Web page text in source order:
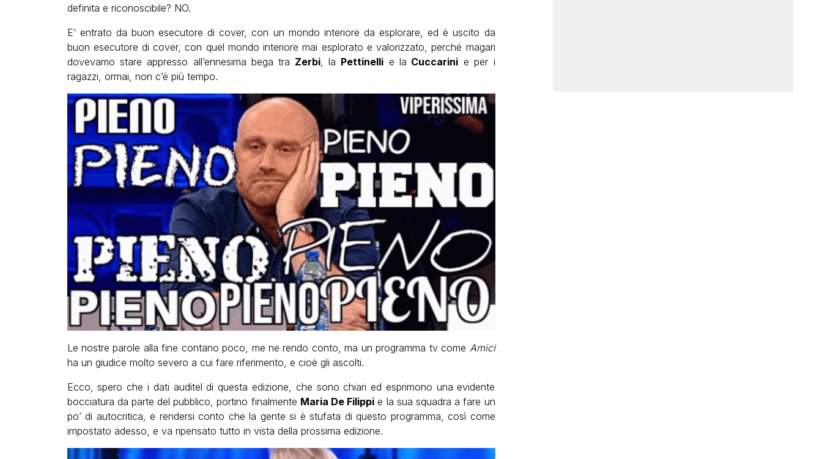
definita e riconoscibile? NO.
E’ entrato da buon esecutore di cover, con un mondo interiore da esplorare, ed è uscito da
buon esecutore di cover, con quel mondo interiore mai esplorato e valorizzato, perché magari
dovevamo stare appresso all’ennesima bega tra Zerbi, la Pettinelli e la Cuccarini e per i
ragazzi, ormai, non c’è più tempo.
Le nostre parole alla fine contano poco, me ne rendo conto, ma un programma tv come Amici
ha un giudice molto severo a cui fare riferimento, e cioè gli ascolti.
Ecco, spero che i dati auditel di questa edizione, che sono chiari ed esprimono una evidente
bocciatura da parte del pubblico, portino finalmente Maria De Filippi e la sua squadra a fare un
po’ di autocritica, e rendersi conto che la gente si è stufata di questo programma, così come
impostato adesso, e va ripensato tutto in vista della prossima edizione.